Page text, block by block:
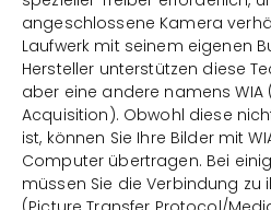
angeschlossene Kamera
Laufwerk mit seinem eigenen
Hersteller unterstützen diese
aber eine andere namens WIA
Acquisition). Obwohl diese
ist, können Sie Ihre Bilder mit
Computer übertragen. Bei
müssen Sie die Verbindung zu